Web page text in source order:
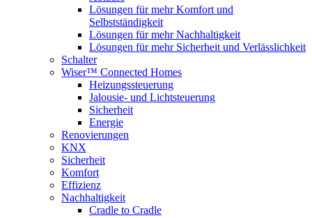
Lösungen für mehr Komfort und
Selbstständigkeit
Lösungen für mehr Nachhaltigkeit
Lösungen für mehr Sicherheit und Verlässlichkeit
Schalter
Wiser™ Connected Homes
Heizungssteuerung
Jalousie- und Lichtsteuerung
Sicherheit
Energie
Renovierungen
KNX
Sicherheit
Komfort
Effizienz
Nachhaltigkeit
Cradle to Cradle